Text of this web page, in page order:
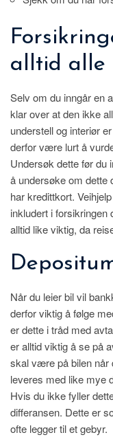
alltid alle
Selv om du inngår en
klar over at den ikke
understell og interiør
derfor være lurt å
Undersøk dette før du
å undersøke om dette
har kredittkort.
inkludert i
alltid like viktig, da
Når du leier bil vil
derfor viktig å følge
er dette i tråd med
er alltid viktig å se på
skal være på bilen når
leveres med like mye
Hvis du ikke fyller
differansen. Dette er
ofte legger til et gebyr.